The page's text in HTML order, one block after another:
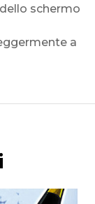
schermo
a